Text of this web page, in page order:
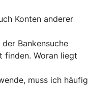
Konten anderer
Bankensuche
finden. Woran liegt
muss ich häufig